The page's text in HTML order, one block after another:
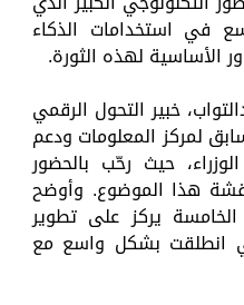
في استخدامات الذكاء
الأساسية لهذه الثورة.
خبير التحول الرقمي
لمركز المعلومات ودعم
حيث رحّب بالحضور
هذا الموضوع. وأوضح
يركز على تطوير
انطلقت بشكل واسع مع